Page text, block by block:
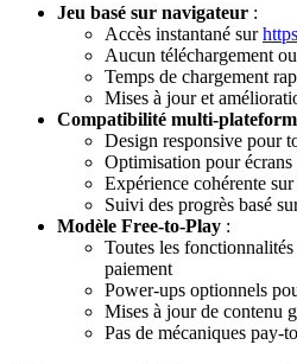
Jeu basé sur navigateur :
Accès instantané sur
Aucun téléchargement
Temps de chargement
Mises à jour et
Compatibilité multi-
Design responsive pour
Optimisation pour
Expérience cohérente
Suivi des progrès basé
Modèle Free-to-Play :
Toutes les
paiement
Power-ups optionnels
Mises à jour de contenu
Pas de mécaniques pay-